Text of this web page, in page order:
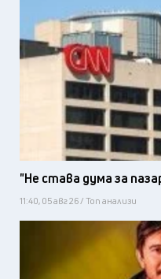
"Не става дума за
11:40, 05 авг 26 / Топ анализи